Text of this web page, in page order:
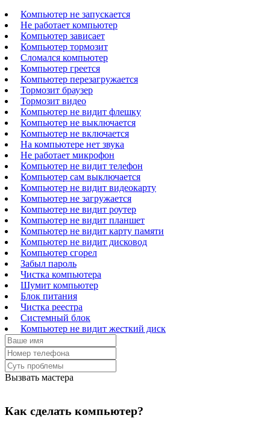
Компьютер не запускается
Не работает компьютер
Компьютер зависает
Компьютер тормозит
Сломался компьютер
Компьютер греется
Компьютер перезагружается
Тормозит браузер
Тормозит видео
Компьютер не видит флешку
Компьютер не выключается
Компьютер не включается
На компьютере нет звука
Не работает микрофон
Компьютер не видит телефон
Компьютер сам выключается
Компьютер не видит видеокарту
Компьютер не загружается
Компьютер не видит роутер
Компьютер не видит планшет
Компьютер не видит карту памяти
Компьютер не видит дисковод
Компьютер сгорел
Забыл пароль
Чистка компьютера
Шумит компьютер
Блок питания
Чистка реестра
Системный блок
Компьютер не видит жесткий диск
Вызвать мастера
Как сделать компьютер?